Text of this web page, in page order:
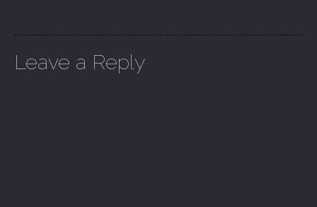
Leave a Reply